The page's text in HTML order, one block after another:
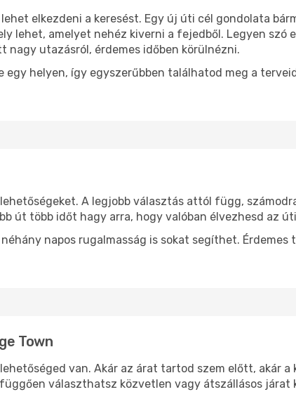
elkezdeni a keresést. Egy új úti cél gondolata
lehet, amelyet nehéz kiverni a fejedből. Legyen szó
utazásról, érdemes időben körülnézni.
helyen, így egyszerűbben találhatod meg a
A legjobb választás attól függ,
út több időt hagy arra, hogy valóban élvezhesd az
napos rugalmasság is sokat segíthet. Érdemes
Town
van. Akár az árat tartod szem előtt, akár a
választhatsz közvetlen vagy átszállásos járat